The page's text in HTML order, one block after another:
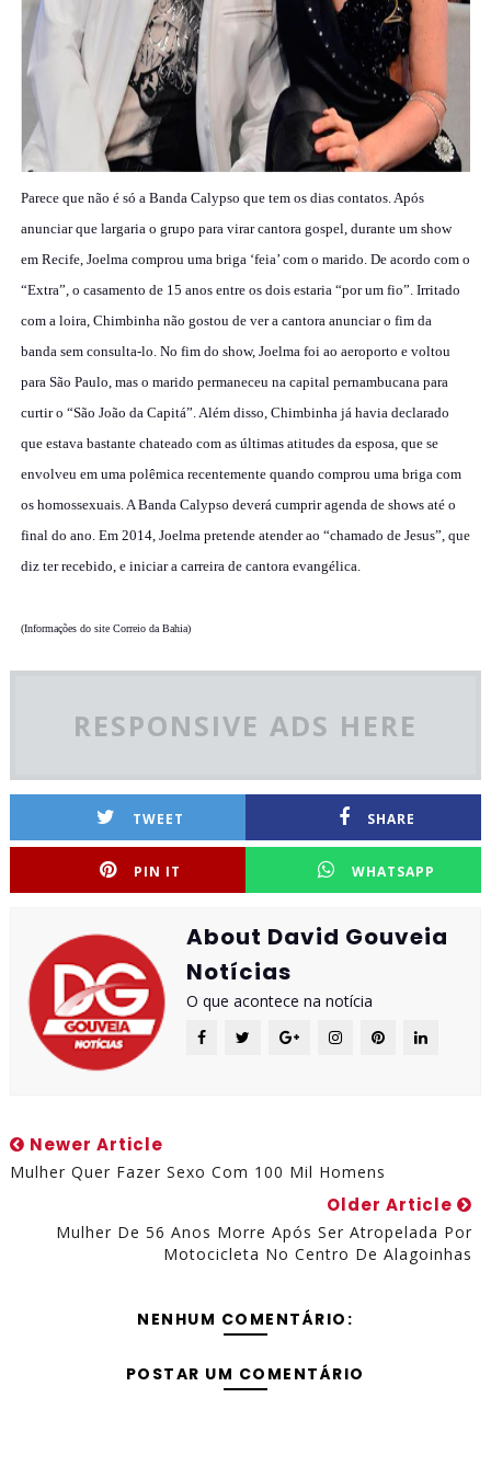
Parece que não é só a Banda Calypso que tem os dias contatos. Após
anunciar que largaria o grupo para virar cantora gospel, durante um show
em Recife, Joelma comprou uma briga ‘feia’ com o marido. De acordo com o
“Extra”, o casamento de 15 anos entre os dois estaria “por um fio”. Irritado
com a loira, Chimbinha não gostou de ver a cantora anunciar o fim da
banda sem consulta-lo. No fim do show, Joelma foi ao aeroporto e voltou
para São Paulo, mas o marido permaneceu na capital pernambucana para
curtir o “São João da Capitá”. Além disso, Chimbinha já havia declarado
que estava bastante chateado com as últimas atitudes da esposa, que se
envolveu em uma polêmica recentemente quando comprou uma briga com
os homossexuais. A Banda Calypso deverá cumprir agenda de shows até o
final do ano. Em 2014, Joelma pretende atender ao “chamado de Jesus”, que
diz ter recebido, e iniciar a carreira de cantora evangélica.
(Informações do site Correio da Bahia)
RESPONSIVE ADS HERE
TWEET SHARE
PIN IT WHATSAPP
About David Gouveia
Notícias
O que acontece na notícia
Newer Article
Mulher Quer Fazer Sexo Com 100 Mil Homens
Older Article
Mulher De 56 Anos Morre Após Ser Atropelada Por
Motocicleta No Centro De Alagoinhas
NENHUM COMENTÁRIO:
POSTAR UM COMENTÁRIO